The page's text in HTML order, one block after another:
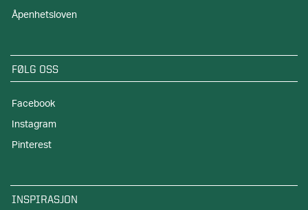
Åpenhetsloven
FØLG OSS
Facebook
Instagram
Pinterest
INSPIRASJON